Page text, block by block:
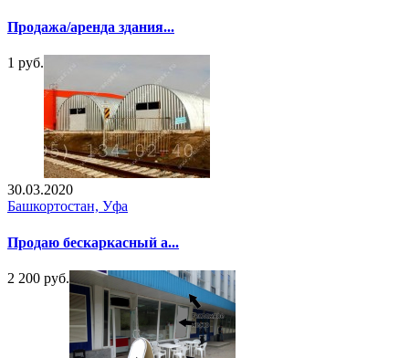
Продажа/аренда здания...
1 руб.
30.03.2020
Башкортостан, Уфа
Продаю бескаркасный а...
2 200 руб.